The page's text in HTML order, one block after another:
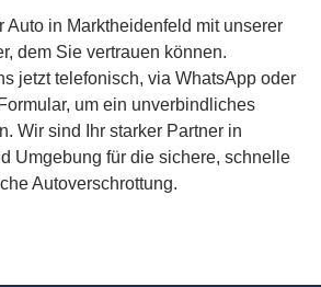
Auto in Marktheidenfeld mit unserer
dem Sie vertrauen können.
jetzt telefonisch, via WhatsApp oder
um ein unverbindliches
Wir sind Ihr starker Partner in
Umgebung für die sichere, schnelle
Autoverschrottung.